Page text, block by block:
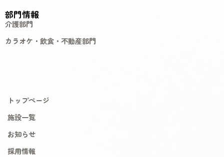
部門情報
介護部門
カラオケ・飲食・不動産部門
トップページ
施設一覧
お知らせ
採用情報